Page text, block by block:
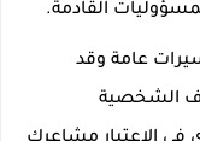
القادمة.
عامة وقد
الشخصية